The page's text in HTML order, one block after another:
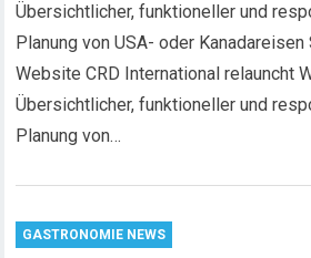
Übersichtlicher, funktioneller und
Planung von USA- oder Kanadareisen
Website CRD International relauncht
Übersichtlicher, funktioneller und
Planung von…
GASTRONOMIE NEWS